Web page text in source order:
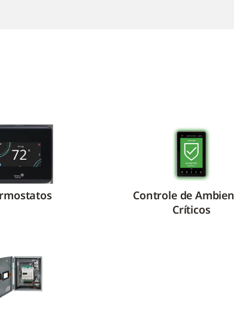
Controle de
Críticos